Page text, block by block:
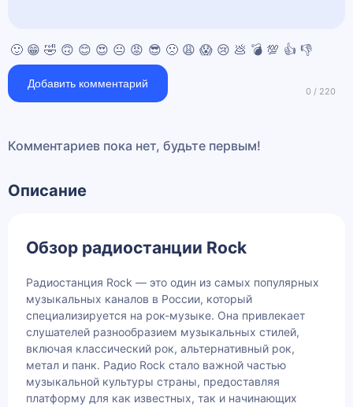
🙂 😁 🤣 🙃 😊 😍 😐 😡 😎 🙁 😩 😱 😢 💩 💣 💯 👍 👎
Добавить комментарий
Комментариев пока нет, будьте первым!
Описание
Обзор радиостанции Rock
Радиостанция Rock — это один из самых популярных
музыкальных каналов в России, который
специализируется на рок-музыке. Она привлекает
слушателей разнообразием музыкальных стилей,
включая классический рок, альтернативный рок,
метал и панк. Радио Rock стало важной частью
музыкальной культуры страны, предоставляя
платформу для как известных, так и начинающих